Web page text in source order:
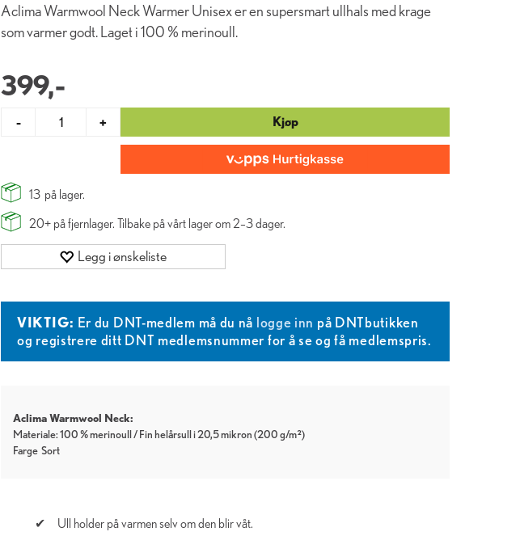
Aclima Warmwool Neck Warmer Unisex er en supersmart ullhals med krage
som varmer godt. Laget i 100 % merinoull.
399,-
- + Kjøp
13 på lager.
20+ på fjernlager. Tilbake på vårt lager om 2–3 dager.
Legg i ønskeliste
VIKTIG: Er du DNT-medlem må du nå logge inn på DNTbutikken
og registrere ditt DNT medlemsnummer for å se og få medlemspris.
Aclima Warmwool Neck:
Materiale: 100 % merinoull / Fin helårsull i 20,5 mikron (200 g/m²)
Farge Sort
Ull holder på varmen selv om den blir våt.